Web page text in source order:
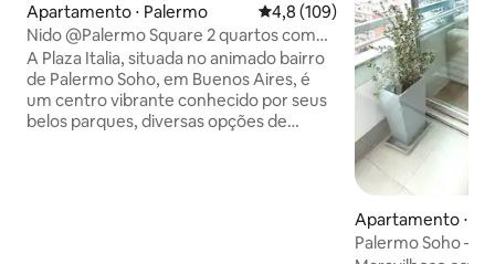
Apartamento ⋅ Palermo 4,8 de uma avaliação média de
4,8 (109)
Nido @Palermo Square 2 quartos com
piscina e terraço privativo
A Plaza Italia, situada no animado bairro
de Palermo Soho, em Buenos Aires, é
um centro vibrante conhecido por seus
belos parques, diversas opções de
Apartamento ⋅
Palermo Soho –